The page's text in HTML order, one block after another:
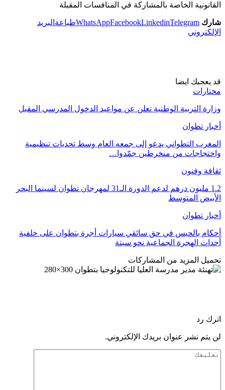
القانونية الخاصة بالمشاركة في المنافسات المقبلة
شارك WhatsAppFacebookLinkedinTelegram طباعة البريد
الإلكتروني
قد يعجبك ايضا
مختارات
وزارة التربية الوطنية تعلن عن مواعيد الدخول المدرسي المقبل
أخبار تطوان
المغرب التطواني يدعو إلى جمعه العام وسط تحديات تنظيمية
واحتجاجات من منخرطين جمّدوا…
ثقافة وفنون
1.2 مليون درهم لدعم الدورة الـ31 لمهرجان تطوان لسينما البحر
الأبيض المتوسط
أخبار تطوان
أحكام بالحبس في حق سائقي سيارات أجرة بتطوان على خلفية
أحداث الهجرة الجماعية نحو سبتة
تحميل المزيد من المشاركات
اترك رد
لن يتم نشر عنوان بريدك الإلكتروني.